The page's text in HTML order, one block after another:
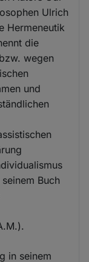
Ulrich
Hermeneutik
die
wegen
und
Buch
in seinem